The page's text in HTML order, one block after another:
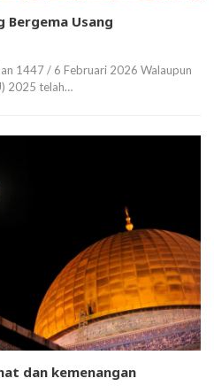
Bergema Usang
1447 / 6 Februari 2026 Walaupun
2025 telah…
dan kemenangan